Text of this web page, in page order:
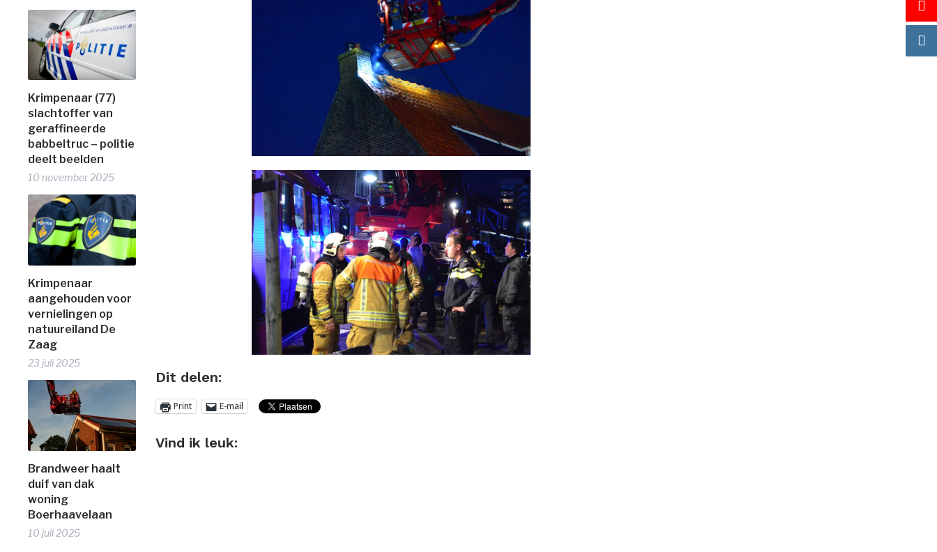
Krimpenaar (77)
slachtoffer van
geraffineerde
babbeltruc – politie
deelt beelden
10 november 2025
Krimpenaar
aangehouden voor
vernielingen op
natuureiland De
Zaag
23 juli 2025
Brandweer haalt
duif van dak
woning
Boerhaavelaan
10 juli 2025
Dit delen:
Print E-mail
Vind ik leuk: